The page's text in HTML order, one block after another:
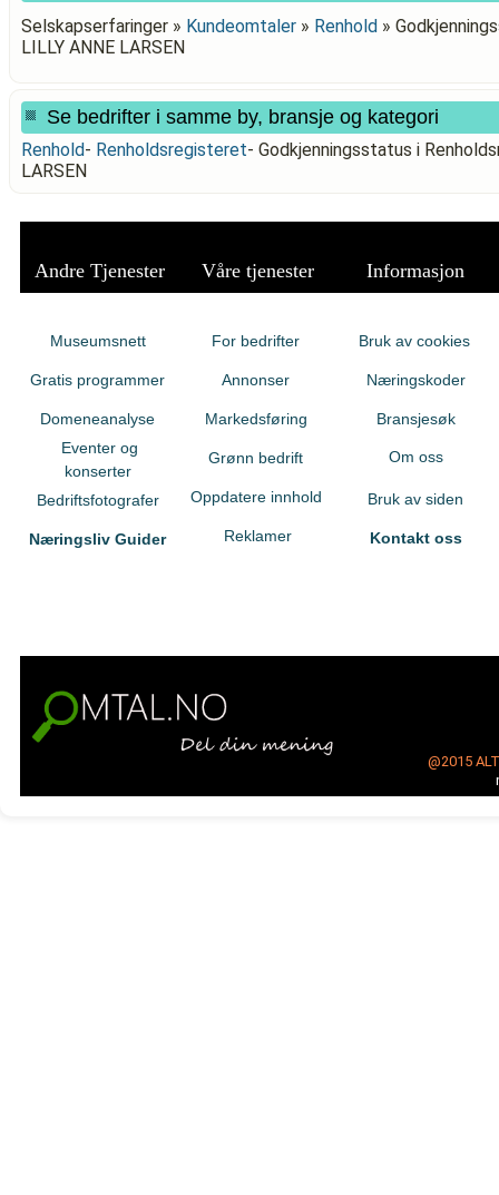
Selskapserfaringer » Kundeomtaler » Renhold »
LILLY ANNE LARSEN
Se bedrifter i samme by, bransje og kategori
Renhold- Renholdsregisteret- Godkjenningsstatus i
LARSEN
Andre Tjenester Våre tjenester Informasjon
Museumsnett
Gratis programmer
Domeneanalyse
Eventer og
konserter
Bedriftsfotografer
Næringsliv Guider
For bedrifter
Annonser
Markedsføring
Grønn bedrift
Oppdatere innhold
Reklamer
Bruk av cookies
Næringskoder
Bransjesøk
Om oss
Bruk av siden
Kontakt oss
@2015